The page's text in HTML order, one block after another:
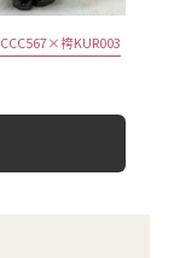
袴KUR003